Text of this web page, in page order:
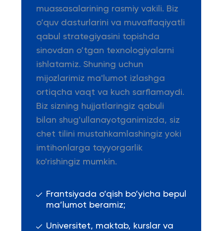
muassasalarining rasmiy vakili. Biz
o’quv dasturlarini va muvaffaqiyatli
qabul strategiyasini topishda
sinovdan o’tgan texnologiyalarni
ishlatamiz. Shuning uchun
mijozlarimiz ma'lumot izlashga
ortiqcha vaqt va kuch sarflamaydi.
Biz sizning hujjatlaringiz qabuli
bilan shug'ullanayotganimizda, siz
chet tilini mustahkamlashingiz yoki
imtihonlarga tayyorgarlik
ko'rishingiz mumkin.
Frantsiyada o’qish bo’yicha bepul
ma’lumot beramiz;
Universitet, maktab, kurslar va